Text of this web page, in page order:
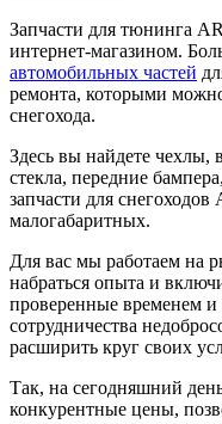
Запчасти для тюнинга
интернет-магазином.
автомобильных частей
ремонта, которыми
снегохода.
Здесь вы найдете чехлы,
стекла, передние
запчасти для
малогабаритных.
Для вас мы работаем на
набраться опыта и
проверенные временем
сотрудничества
расширить круг своих
Так, на сегодняшний
конкурентные цены,